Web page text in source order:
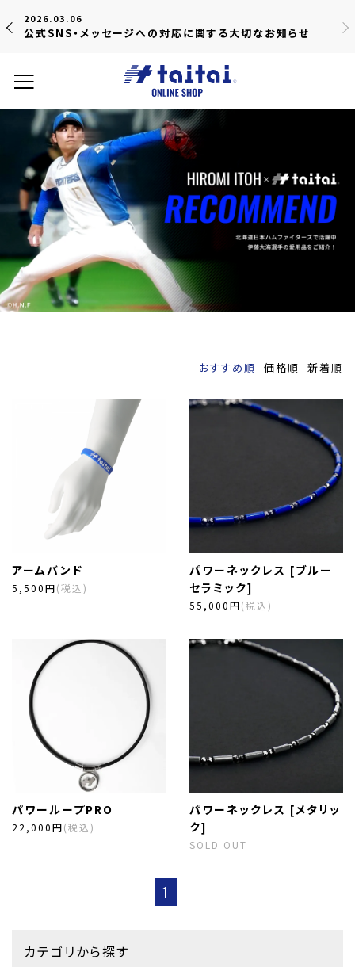
2026.03.06
公式SNS・メッセージへの対応に関する大切なお知らせ
おすすめ順 価格順 新着順
アームバンド
5,500円(税込)
パワーネックレス [ブルー
セラミック]
55,000円(税込)
パワーループPRO
22,000円(税込)
パワーネックレス [メタリッ
ク]
SOLD OUT
1
カテゴリから探す